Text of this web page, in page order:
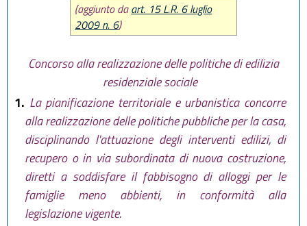
(aggiunto daart. 15 L.R. 6 luglio
2009 n. 6)
Concorso alla realizzazione delle politiche di edilizia
residenziale sociale
1. La pianificazione territoriale e urbanistica concorre
alla realizzazione delle politiche pubbliche per la casa,
disciplinando l'attuazione degli interventi edilizi, di
recupero o in via subordinata di nuova costruzione,
diretti a soddisfare il fabbisogno di alloggi per le
famiglie meno abbienti, in conformità alla
legislazione vigente.